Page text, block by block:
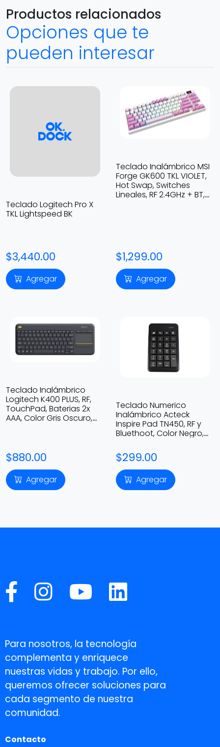
Productos relacionados
Opciones que te
pueden interesar
Teclado Logitech Pro X
TKL Lightspeed BK
$3,440.00
Agregar
Teclado Inalámbrico MSI
Forge GK600 TKL VIOLET,
Hot Swap, Switches
Lineales, RF 2.4GHz + BT,
$1,299.00
Agregar
Teclado Inalámbrico
Logitech K400 PLUS, RF,
TouchPad, Baterias 2x
AAA, Color Gris Oscuro,
$880.00
Agregar
Teclado Numerico
Inalámbrico Acteck
Inspire Pad TN450, RF y
Bluethoot, Color Negro,
$299.00
Agregar
Para nosotros, la tecnología
complementa y enriquece
nuestras vidas y trabajo. Por ello,
queremos ofrecer soluciones para
cada segmento de nuestra
comunidad.
Contacto